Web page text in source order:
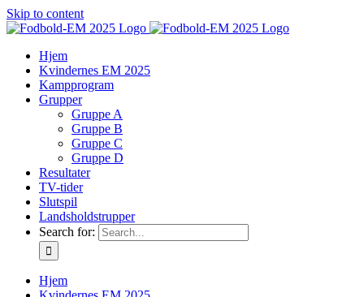
Skip to content
Hjem
Kvindernes EM 2025
Kampprogram
Grupper
Gruppe A
Gruppe B
Gruppe C
Gruppe D
Resultater
TV-tider
Slutspil
Landsholdstrupper
Search for:
Hjem